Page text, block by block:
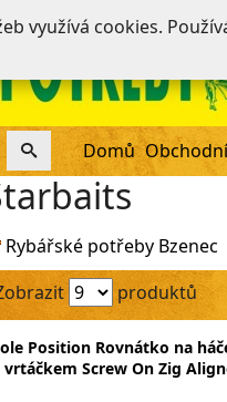
Domů
Rybářské potřeby Bzenec
produktů
Position Rovnátko na
vrtáčkem Screw On Zig
využívá cookies.